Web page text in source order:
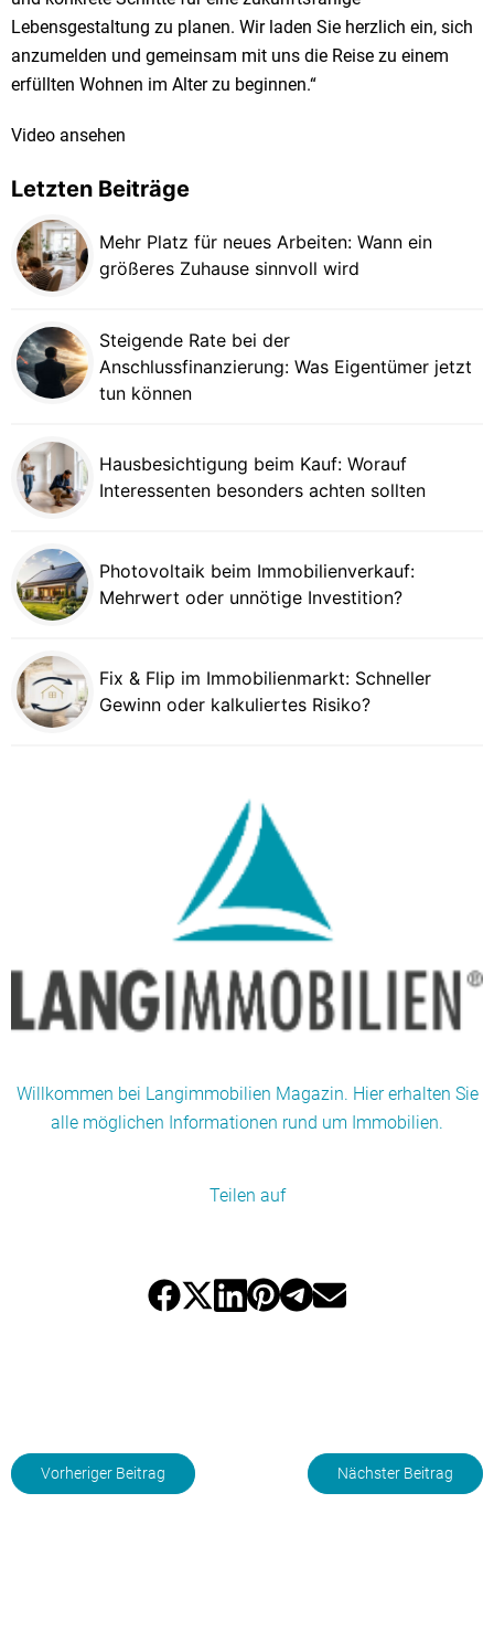
Lebensgestaltung zu planen. Wir laden Sie herzlich ein, sich
anzumelden und gemeinsam mit uns die Reise zu einem
erfüllten Wohnen im Alter zu beginnen.“
Video ansehen
Letzten Beiträge
Mehr Platz für neues Arbeiten: Wann ein
größeres Zuhause sinnvoll wird
Steigende Rate bei der
Anschlussfinanzierung: Was Eigentümer jetzt
tun können
Hausbesichtigung beim Kauf: Worauf
Interessenten besonders achten sollten
Photovoltaik beim Immobilienverkauf:
Mehrwert oder unnötige Investition?
Fix & Flip im Immobilienmarkt: Schneller
Gewinn oder kalkuliertes Risiko?
Willkommen bei Langimmobilien Magazin. Hier erhalten Sie
alle möglichen Informationen rund um Immobilien.
Teilen auf
Vorheriger Beitrag Nächster Beitrag